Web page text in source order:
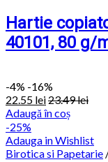
Hartie
40101, 80 g/
-4% -16%
22.55 lei23.49lei
Adaugă în coș
-25%
Adauga in Wishlist
Birotica si Papetarie